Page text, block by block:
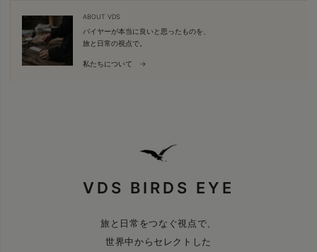
ABOUT VDS
バイヤーが本当に良いと思ったものを、
旅と日常の視点で。
私たちについて →
VDS BIRDS EYE
旅と日常をつなぐ視点で、
世界中からセレクトした